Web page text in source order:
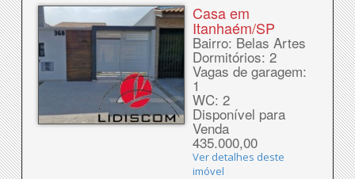
Casa em
Itanhaém/SP
Bairro: Belas Artes
Dormitórios: 2
Vagas de garagem:
1
WC: 2
Disponível para
Venda
435.000,00
Ver detalhes deste
imóvel